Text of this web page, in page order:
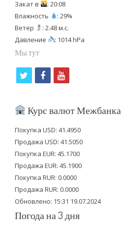
Закат в
: 20:08
Влажность
: 29%
Ветер
: 2.48 м.с.
Давление
: 1014 hPa
Мы тут
i
t
e
r
f
c
b
o
o
k
y
u
u
b
e
Курс валют Межбанка
Покупка USD: 41.4950
Продажа USD: 41.5050
Покупка EUR: 45.1700
Продажа EUR: 45.1900
Покупка RUR: 0.0000
Продажа RUR: 0.0000
Обновлено: 15:31 19.07.2024
Погода на 3 дня